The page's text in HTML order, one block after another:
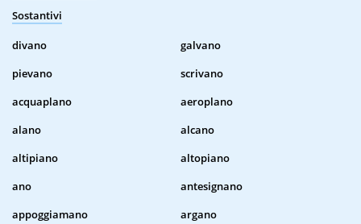
Sostantivi
divano
galvano
pievano
scrivano
acquaplano
aeroplano
alano
alcano
altipiano
altopiano
ano
antesignano
appoggiamano
argano